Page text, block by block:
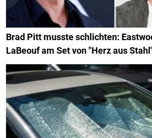
Brad Pitt musste schlichten:
LaBeouf am Set von "Herz aus